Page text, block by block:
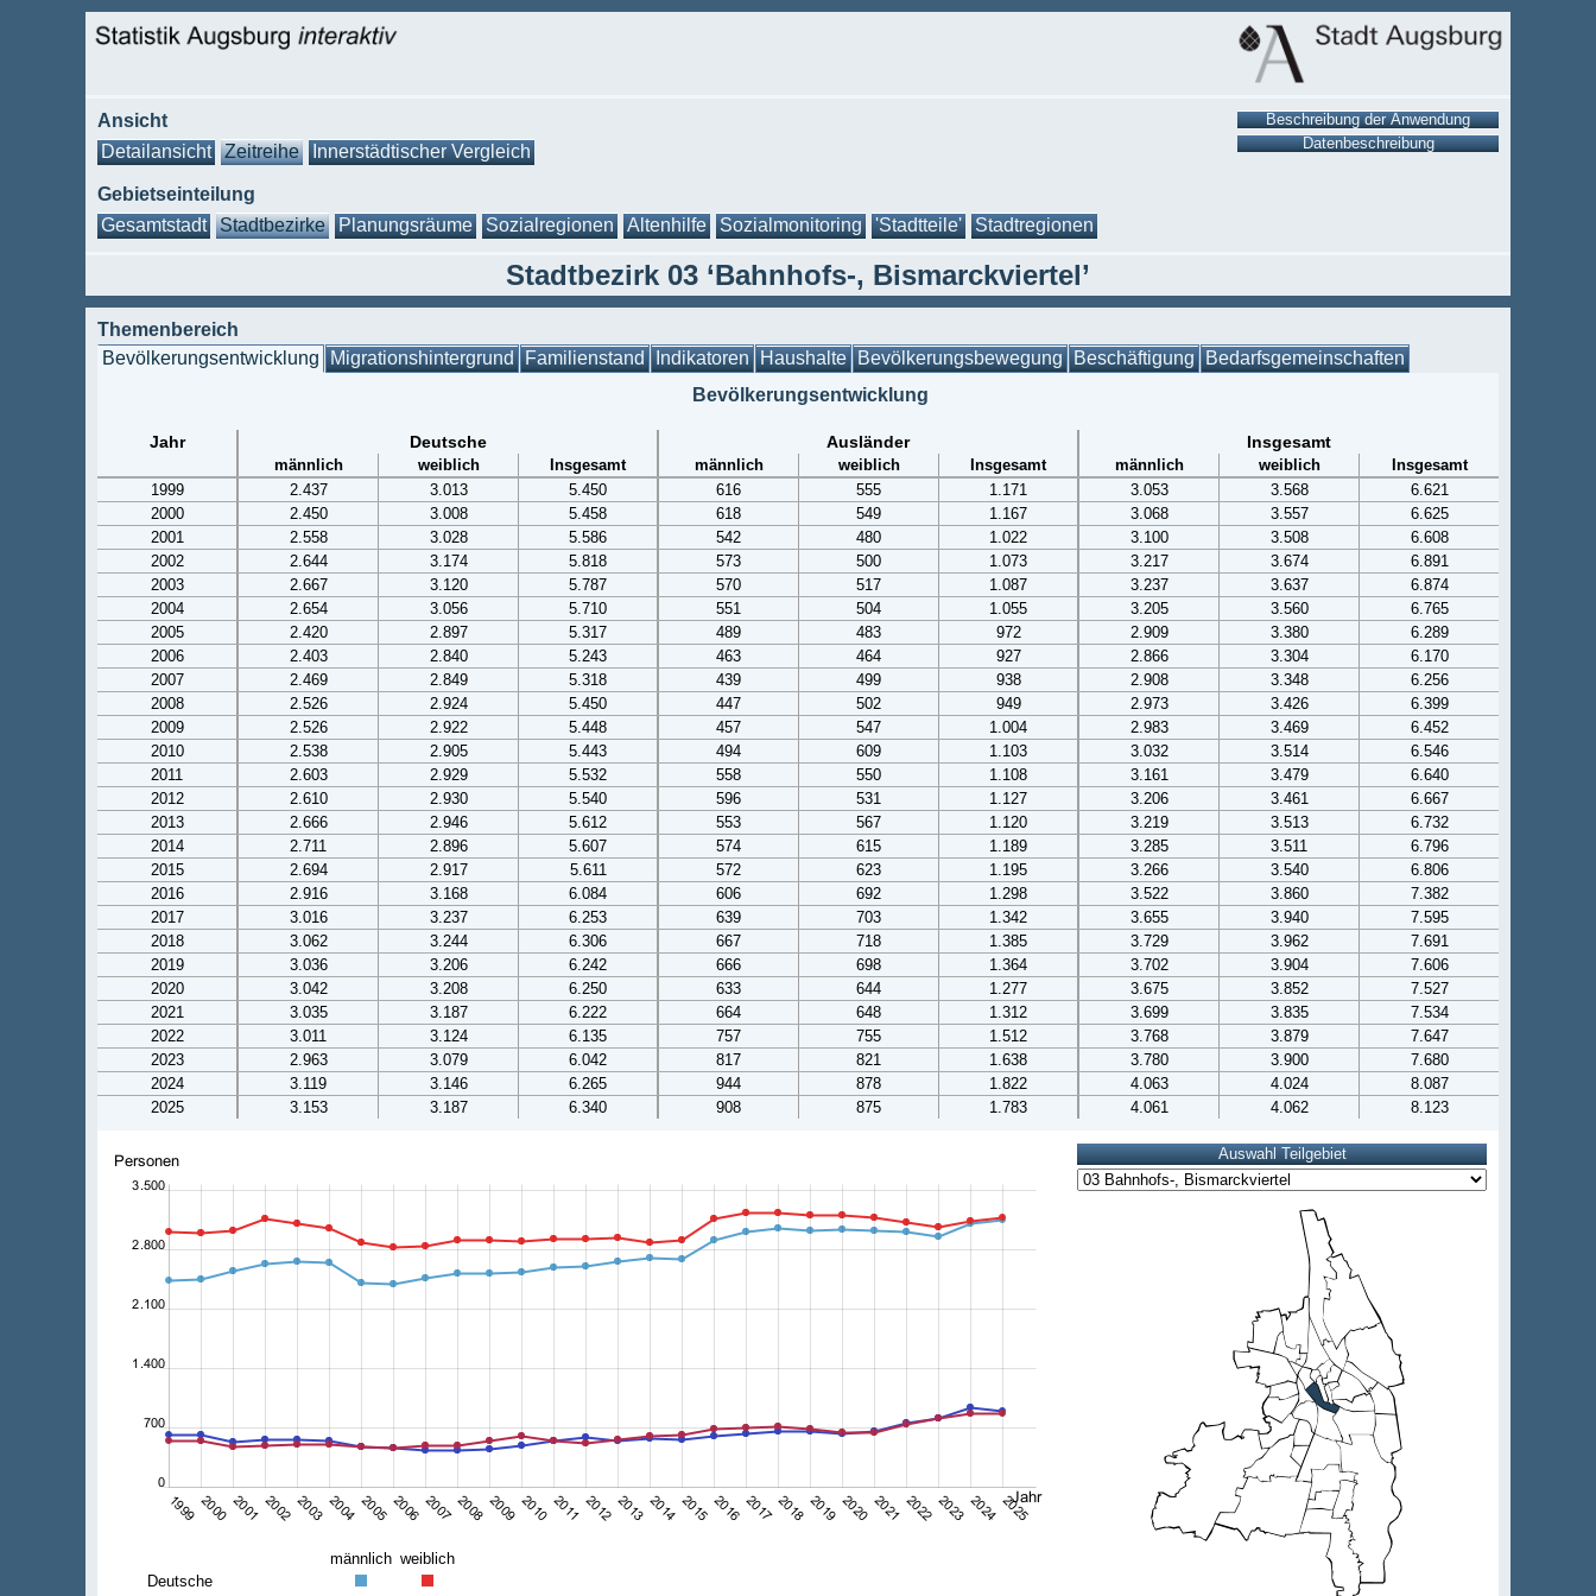
Ansicht
Detailansicht
Zeitreihe Innerstädtischer Vergleich
Gebietseinteilung
Gesamtstadt
Stadtbezirke Planungsräume Sozialregionen Altenhilfe Sozialmonitoring 'Stadtteile' Stadtregionen
Stadtbezirk 03 ‘Bahnhofs-, Bismarckviertel’
Themenbereich
Bevölkerungsentwicklung Migrationshintergrund Familienstand Indikatoren Haushalte Bevölkerungsbewegung Beschäftigung Bedarfsgemeinschaften
Bevölkerungsentwicklung
Jahr Deutsche Ausländer Insgesamt
männlich weiblich Insgesamt männlich weiblich Insgesamt männlich weiblich
Insgesamt
1999
2.437 3.013 5.450 616 555 1.171 3.053 3.568
6.621
2000
2.450 3.008 5.458 618 549 1.167 3.068 3.557
6.625
2001
2.558 3.028 5.586 542 480 1.022 3.100 3.508
6.608
2002
2.644 3.174 5.818 573 500 1.073 3.217 3.674
6.891
2003
2.667 3.120 5.787 570 517 1.087 3.237 3.637
6.874
2004
2.654 3.056 5.710 551 504 1.055 3.205 3.560
6.765
2005
2.420 2.897 5.317 489 483 972 2.909 3.380
6.289
2006
2.403 2.840 5.243 463 464 927 2.866 3.304
6.170
2007
2.469 2.849 5.318 439 499 938 2.908 3.348
6.256
2008
2.526 2.924 5.450 447 502 949 2.973 3.426
6.399
2009
2.526 2.922 5.448 457 547 1.004 2.983 3.469
6.452
2010
2.538 2.905 5.443 494 609 1.103 3.032 3.514
6.546
2011
2.603 2.929 5.532 558 550 1.108 3.161 3.479
6.640
2012
2.610 2.930 5.540 596 531 1.127 3.206 3.461
6.667
2013
2.666 2.946 5.612 553 567 1.120 3.219 3.513
6.732
2014
2.711 2.896 5.607 574 615 1.189 3.285 3.511
6.796
2015
2.694 2.917 5.611 572 623 1.195 3.266 3.540
6.806
2016
2.916 3.168 6.084 606 692 1.298 3.522 3.860
7.382
2017
3.016 3.237 6.253 639 703 1.342 3.655 3.940
7.595
2018
3.062 3.244 6.306 667 718 1.385 3.729 3.962
7.691
2019
3.036 3.206 6.242 666 698 1.364 3.702 3.904
7.606
2020
3.042 3.208 6.250 633 644 1.277 3.675 3.852
7.527
2021
3.035 3.187 6.222 664 648 1.312 3.699 3.835
7.534
2022
3.011 3.124 6.135 757 755 1.512 3.768 3.879
7.647
2023
2.963 3.079 6.042 817 821 1.638 3.780 3.900
7.680
2024
3.119 3.146 6.265 944 878 1.822 4.063 4.024
8.087
2025
3.153 3.187 6.340 908 875 1.783 4.061 4.062 8.123
männlich weiblich
Deutsche